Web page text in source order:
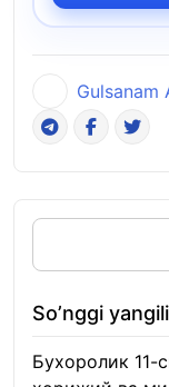
Gulsanam
So’nggi
Бухоролик 11-